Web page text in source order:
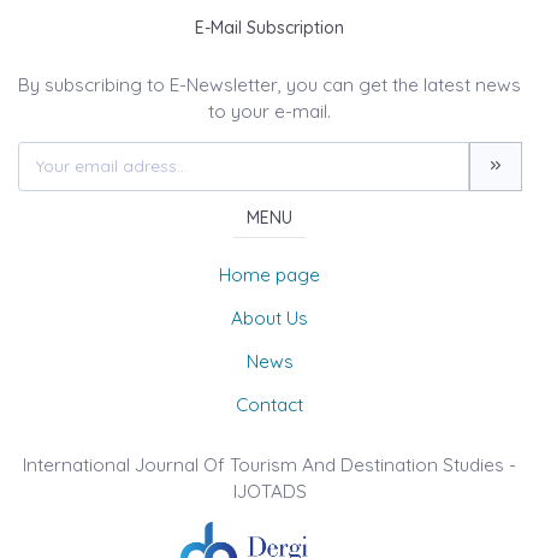
E-Mail Subscription
By subscribing to E-Newsletter, you can get the latest news
to your e-mail.
MENU
Home page
About Us
News
Contact
International Journal Of Tourism And Destination Studies -
IJOTADS